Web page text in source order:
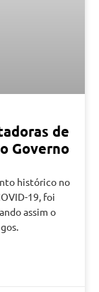
de
Governo
histórico no
19, foi
assim o